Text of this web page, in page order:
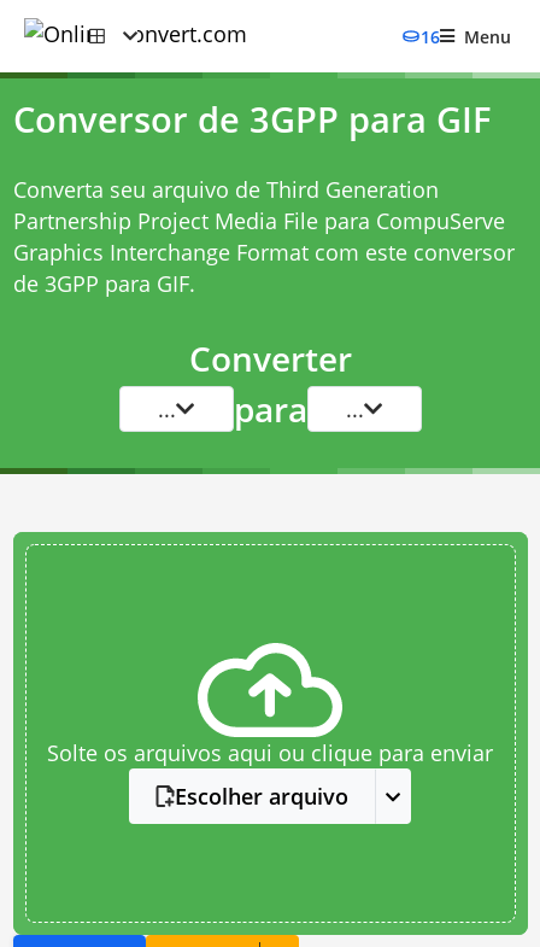
16 Menu
Conversor de 3GPP para GIF
Converta seu arquivo de Third Generation
Partnership Project Media File para CompuServe
Graphics Interchange Format com este conversor
de 3GPP para GIF.
Converter
... para ...
Solte os arquivos aqui ou clique para enviar
Escolher arquivo